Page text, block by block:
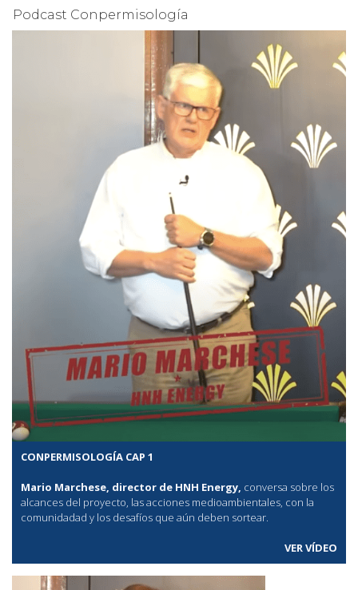
Podcast Conpermisología
CONPERMISOLOGÍA CAP 1
Mario Marchese, director de HNH Energy, conversa sobre los
alcances del proyecto, las acciones medioambientales, con la
comunidadad y los desafíos que aún deben sortear.
VER VÍDEO